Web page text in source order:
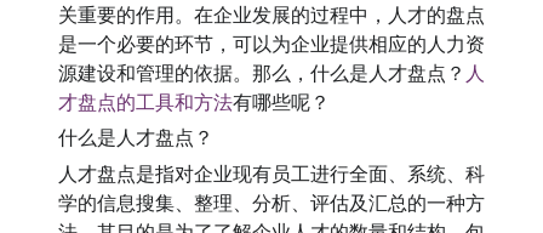
关重要的作用。在企业发展的过程中，人才的盘点
是一个必要的环节，可以为企业提供相应的人力资
源建设和管理的依据。那么，什么是人才盘点？ 人
才盘点的工具和方法有哪些呢？
什么是人才盘点？
人才盘点是指对企业现有员工进行全面、系统、科
学的信息搜集、整理、分析、评估及汇总的一种方